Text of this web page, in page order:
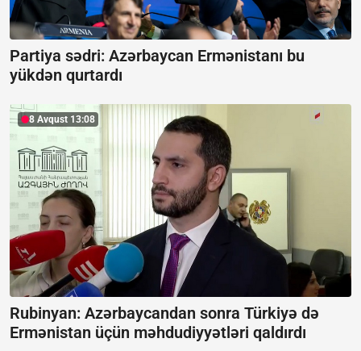
Partiya sədri: Azərbaycan Ermənistanı bu
yükdən qurtardı
8 Avqust 13:08
Rubinyan: Azərbaycandan sonra Türkiyə də
Ermənistan üçün məhdudiyyətləri qaldırdı